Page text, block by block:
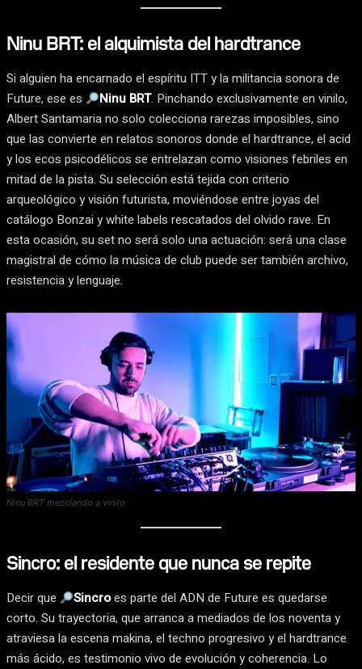
Ninu BRT: el alquimista del hardtrance
Si alguien ha encarnado el espíritu ITT y la militancia sonora de
Future, ese es
Ninu BRT. Pinchando exclusivamente en vinilo,
Albert Santamaria no solo colecciona rarezas imposibles, sino
que las convierte en relatos sonoros donde el hardtrance, el acid
y los ecos psicodélicos se entrelazan como visiones febriles en
mitad de la pista. Su selección está tejida con criterio
arqueológico y visión futurista, moviéndose entre joyas del
catálogo Bonzai y white labels rescatados del olvido rave. En
esta ocasión, su set no será solo una actuación: será una clase
magistral de cómo la música de club puede ser también archivo,
resistencia y lenguaje.
Ninu BRT mezclando a vinilo
Sincro: el residente que nunca se repite
Decir que Sincroes parte del ADN de Future es quedarse
corto. Su trayectoria, que arranca a mediados de los noventa y
atraviesa la escena makina, el techno progresivo y el hardtrance
más ácido, es testimonio vivo de evolución y coherencia. Lo